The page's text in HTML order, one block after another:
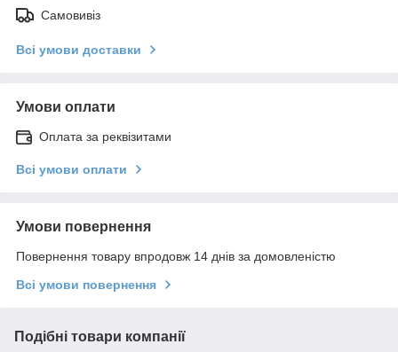
Самовивіз
Всі умови доставки
Умови оплати
Оплата за реквізитами
Всі умови оплати
Умови повернення
Повернення товару впродовж 14 днів за домовленістю
Всі умови повернення
Подібні товари компанії